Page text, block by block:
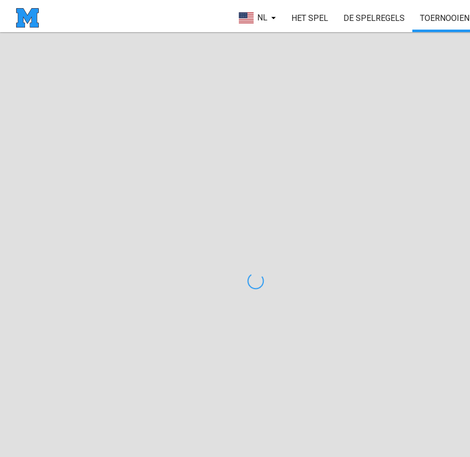
NL HET SPEL DE SPELREGELS TOERNOOIEN